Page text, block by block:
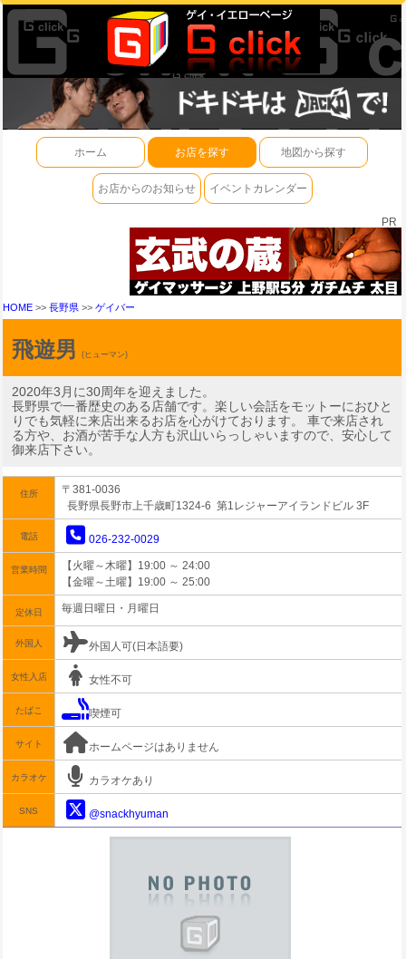
ホーム お店を探す 地図から探す
お店からのお知らせ イベントカレンダー
PR
HOME >> 長野県 >> ゲイバー
飛遊男 (ヒューマン)
2020年3月に30周年を迎えました。
長野県で一番歴史のある店舗です。楽しい会話をモットーにおひと
りでも気軽に来店出来るお店を心がけております。 車で来店され
る方や、お酒が苦手な人方も沢山いらっしゃいますので、安心して
御来店下さい。
住所
〒381-0036
長野県長野市上千歳町1324-6 第1レジャーアイランドビル 3F
電話 026-232-0029
営業時間
【火曜～木曜】19:00 ～ 24:00
【金曜～土曜】19:00 ～ 25:00
定休日 毎週日曜日・月曜日
外国人 外国人可(日本語要)
女性入店 女性不可
たばこ 喫煙可
サイト ホームページはありません
カラオケ カラオケあり
SNS @snackhyuman